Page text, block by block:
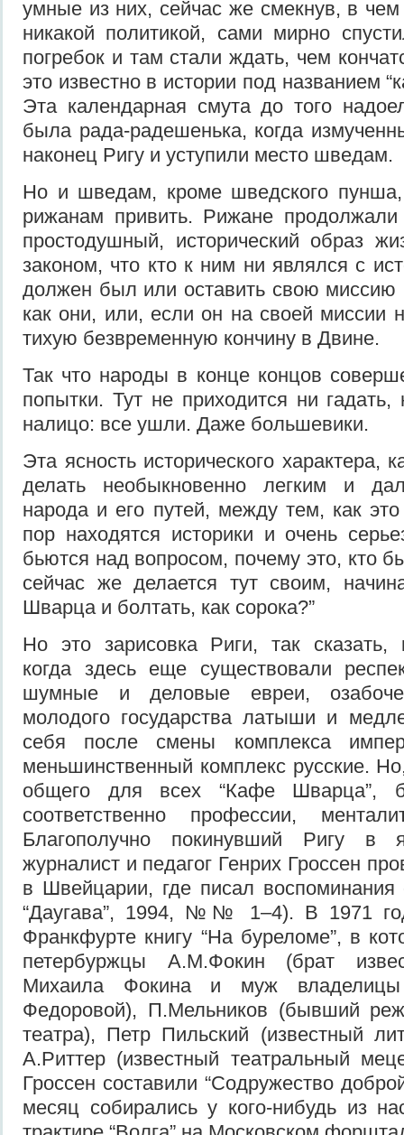
умные из них, сейчас же смекнув, в
никакой политикой, сами мирно
погребок и там стали ждать, чем
это известно в истории под названием
Эта календарная смута до того
была рада-радешенька, когда
наконец Ригу и уступили место шведам.
Но и шведам, кроме шведского пунша,
рижанам привить. Рижане
простодушный, исторический образ
законом, что кто к ним ни являлся с
должен был или оставить свою миссию
как они, или, если он на своей миссии
тихую безвременную кончину в Двине.
Так что народы в конце концов
попытки. Тут не приходится ни
налицо: все ушли. Даже большевики.
Эта ясность исторического характера,
делать необыкновенно легким и
народа и его путей, между тем, как
пор находятся историки и очень
бьются над вопросом, почему это, кто
сейчас же делается тут своим,
Шварца и болтать, как сорока?”
Но это зарисовка Риги, так сказать,
когда здесь еще существовали
шумные и деловые евреи,
молодого государства латыши и
себя после смены комплекса
меньшинственный комплекс русские.
общего для всех “Кафе Шварца”,
соответственно профессии,
Благополучно покинувший Ригу в
журналист и педагог Генрих Гроссен
в Швейцарии, где писал
“Даугава”, 1994, №№ 1–4). В 1971
Франкфурте книгу “На буреломе”, в
петербуржцы А.М.Фокин (брат
Михаила Фокина и муж
Федоровой), П.Мельников (бывший
театра), Петр Пильский (известный
А.Риттер (известный театральный
Гроссен составили “Содружество
месяц собирались у кого-нибудь из